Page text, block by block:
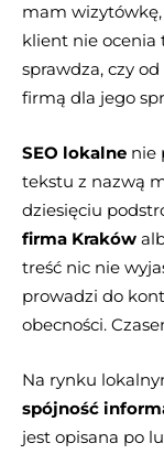
mam wizytówkę,
klient nie ocenia
sprawdza, czy
firmą dla jego
SEO lokalne nie
tekstu z nazwą
dziesięciu
firma Kraków
treść nic nie
prowadzi do
obecności.
Na rynku
spójność
jest opisana po